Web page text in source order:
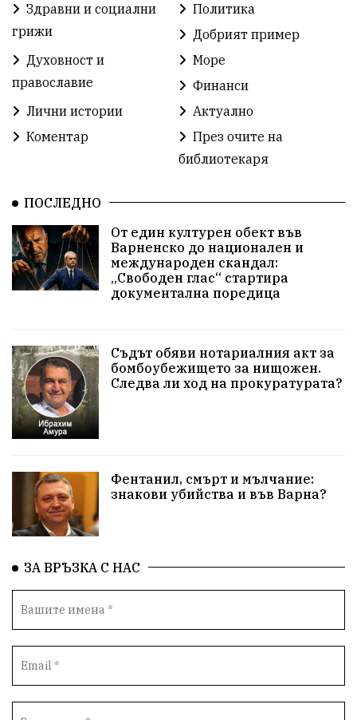
Детски градини Богоявление
Разрушеното бомбоубежище
Избори 2026 Дарения
Концерт
едрогабаритни отпадъци
Културни и спортни събития Аспарухово
Безводие пожари Тенис Вълчи дол
Училища Лична инициатива Величие
Приют за кучета Култура и образование
Музика Камчия
Незаконно строителство
Да защитим кмета на Варна
Плуване Образователен форум
Временни промени в движението
„Възраждане“
Здравни и социални
грижи
Политика
Добрият пример
Духовност и
православие
Море
Финанси
Лични истории
Актуално
Коментар
През очите на
библиотекаря
ПОСЛЕДНО
От един културен обект във
Варненско до национален и
международен скандал:
„Свободен глас“ стартира
документална поредица
Съдът обяви нотариалния акт за
бомбоубежището за нищожен.
Следва ли ход на прокуратурата?
Фентанил, смърт и мълчание:
знакови убийства и във Варна?
ЗА ВРЪЗКА С НАС